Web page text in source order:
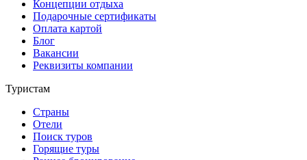
Концепции отдыха
Подарочные сертификаты
Оплата картой
Блог
Вакансии
Реквизиты компании
Туристам
Страны
Отели
Поиск туров
Горящие туры